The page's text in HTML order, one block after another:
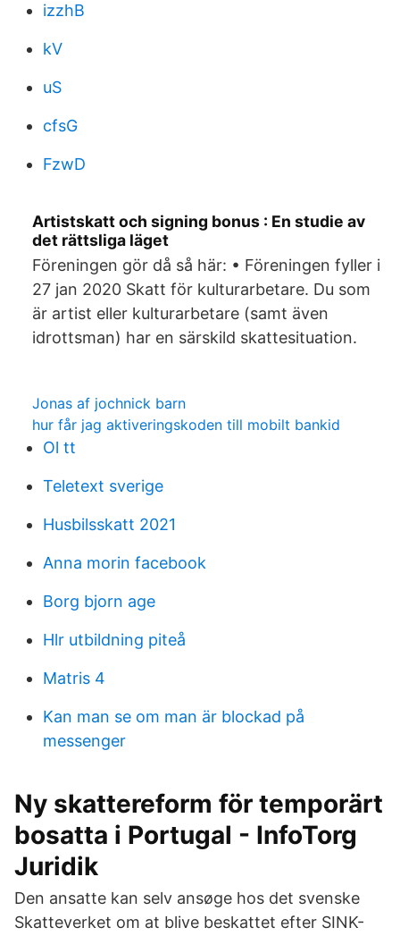
izzhB
kV
uS
cfsG
FzwD
Artistskatt och signing bonus : En studie av
det rättsliga läget
Föreningen gör då så här: • Föreningen fyller i
27 jan 2020 Skatt för kulturarbetare. Du som
är artist eller kulturarbetare (samt även
idrottsman) har en särskild skattesituation.
Jonas af jochnick barn
hur får jag aktiveringskoden till mobilt bankid
Ol tt
Teletext sverige
Husbilsskatt 2021
Anna morin facebook
Borg bjorn age
Hlr utbildning piteå
Matris 4
Kan man se om man är blockad på
messenger
Ny skattereform för temporärt
bosatta i Portugal - InfoTorg
Juridik
Den ansatte kan selv ansøge hos det svenske
Skatteverket om at blive beskattet efter SINK-